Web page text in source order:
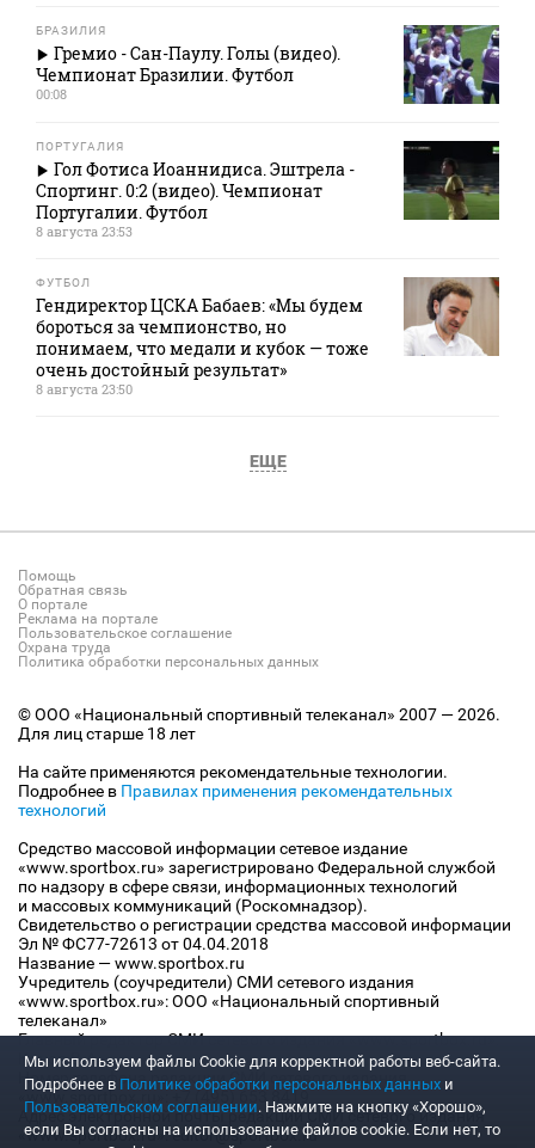
БРАЗИЛИЯ
Гремио - Сан-Паулу. Голы (видео).
Чемпионат Бразилии. Футбол
00:08
ПОРТУГАЛИЯ
Гол Фотиса Иоаннидиса. Эштрела -
Спортинг. 0:2 (видео). Чемпионат
Португалии. Футбол
8 августа 23:53
ФУТБОЛ
Гендиректор ЦСКА Бабаев: «Мы будем
бороться за чемпионство, но
понимаем, что медали и кубок — тоже
очень достойный результат»
8 августа 23:50
ЕЩЕ
Помощь
Обратная связь
О портале
Реклама на портале
Пользовательское соглашение
Охрана труда
Политика обработки персональных данных
© ООО «Национальный спортивный телеканал» 2007 — 2026.
Для лиц старше 18 лет
На сайте применяются рекомендательные технологии.
Подробнее в Правилах применения рекомендательных
технологий
Средство массовой информации сетевое издание
«www.sportbox.ru» зарегистрировано Федеральной службой
по надзору в сфере связи, информационных технологий
и массовых коммуникаций (Роскомнадзор).
Свидетельство о регистрации средства массовой информации
Эл № ФС77-72613 от 04.04.2018
Название — www.sportbox.ru
Учредитель (соучредители) СМИ сетевого издания
«www.sportbox.ru»: ООО «Национальный спортивный
телеканал»
Главный редактор СМИ сетевого издания «www.sportbox.ru»:
Конов В.А.
Номер телефона редакции СМИ сетевого издания
«www.sportbox.ru»: +7 (495) 653 8419
Адрес электронной почты редакции СМИ сетевого издания
«www.sportbox.ru»: editor@sportbox.ru
Мы используем файлы Сookie для корректной работы веб-сайта.
Подробнее в Политике обработки персональных данных и
Пользовательском соглашении. Нажмите на кнопку «Хорошо»,
если Вы согласны на использование файлов cookie. Если нет, то